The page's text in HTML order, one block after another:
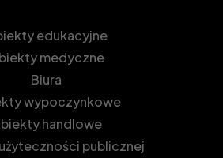
edukacyjne
medyczne
Biura
wypoczynkowe
handlowe
publicznej